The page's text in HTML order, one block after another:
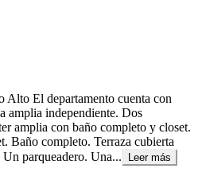
Alto El departamento cuenta con
amplia independiente. Dos
amplia con baño completo y closet.
Baño completo. Terraza cubierta
parqueadero. Una...
Leer más